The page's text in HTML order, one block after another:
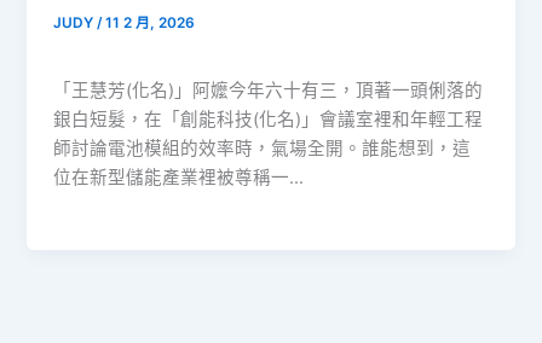
JUDY /11 2 月, 2026
「王慧芳(化名)」阿嬤今年六十有三，頂著一頭俐落的
銀白短髮，在「創能科技(化名)」會議室裡和年輕工程
師討論電池模組的效率時，氣場全開。誰能想到，這
位在新型儲能產業裡被尊稱一…